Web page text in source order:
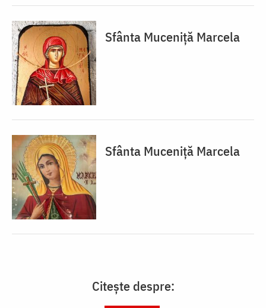
Sfânta Muceniță Marcela
Sfânta Muceniță Marcela
Citește despre: